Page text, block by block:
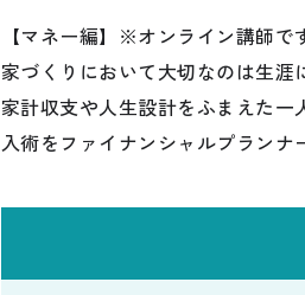
【マネー編】※オンライン講師で
家づくりにおいて大切なのは生涯
家計収支や人生設計をふまえた
入術をファイナンシャルプランナ